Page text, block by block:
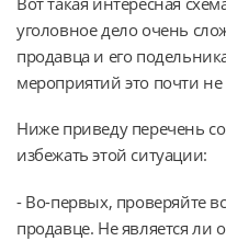
уголовное дело очень
продавца и его
мероприятий это почти
Ниже приведу перечень
избежать этой ситуации:
- Во-первых, проверяйте
продавце. Не является